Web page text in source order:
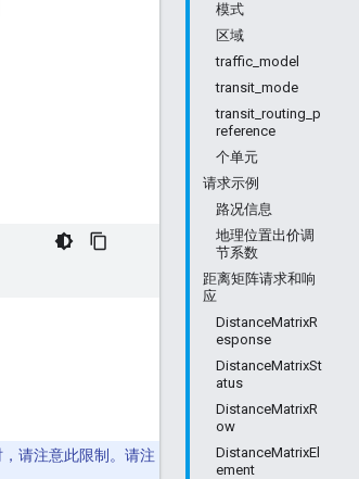
模式
区域
traffic_model
transit_mode
transit_routing_p
reference
个单元
请求示例
路况信息
地理位置出价调
节系数
距离矩阵请求和响
应
DistanceMatrixR
esponse
DistanceMatrixSt
atus
DistanceMatrixR
ow
DistanceMatrixEl
ement
请注意此限制。请注